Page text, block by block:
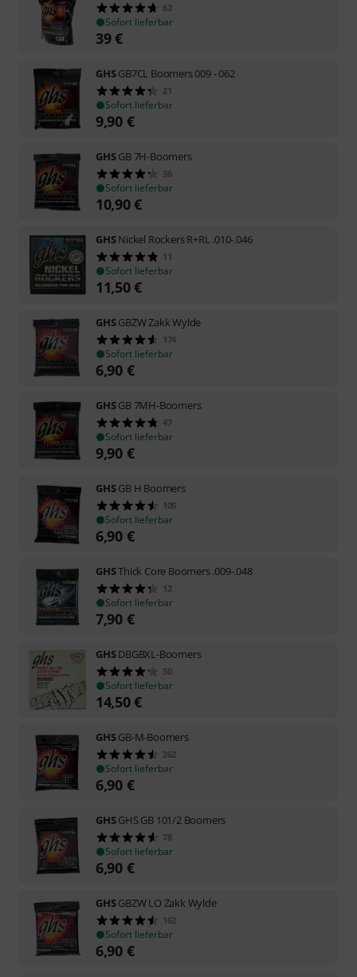
63
Sofort lieferbar
39€
GHSGB7CL Boomers 009 - 062
21
Sofort lieferbar
9,90 €
GHSGB 7H-Boomers
36
Sofort lieferbar
10,90€
GHSNickel Rockers R+RL .010-.046
11
Sofort lieferbar
11,50€
GHSGBZW Zakk Wylde
174
Sofort lieferbar
6,90 €
GHSGB 7MH-Boomers
47
Sofort lieferbar
9,90 €
GHSGB H Boomers
105
Sofort lieferbar
6,90 €
GHSThick Core Boomers .009-.048
12
Sofort lieferbar
7,90 €
GHSDBGBXL-Boomers
50
Sofort lieferbar
14,50€
GHSGB-M-Boomers
262
Sofort lieferbar
6,90 €
GHSGHS GB 101/2 Boomers
78
Sofort lieferbar
6,90 €
GHSGBZW LO Zakk Wylde
162
Sofort lieferbar
6,90 €